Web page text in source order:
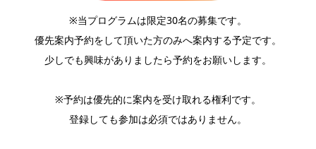
※当プログラムは限定30名の募集です。
優先案内予約をして頂いた方のみへ案内する予定です。
少しでも興味がありましたら予約をお願いします。
※予約は優先的に案内を受け取れる権利です。
登録しても参加は必須ではありません。